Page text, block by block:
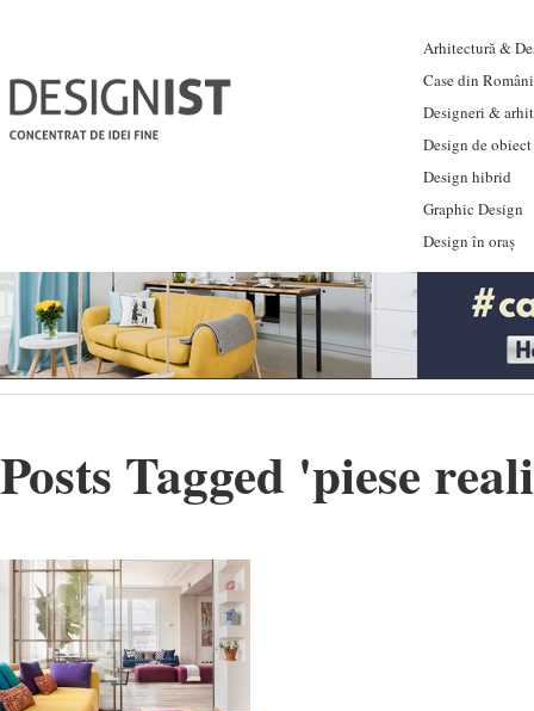
Arhitectură &
Case din
Designeri &
Design de obiect
Design hibrid
Graphic Design
Design în oraș
Posts Tagged 'piese